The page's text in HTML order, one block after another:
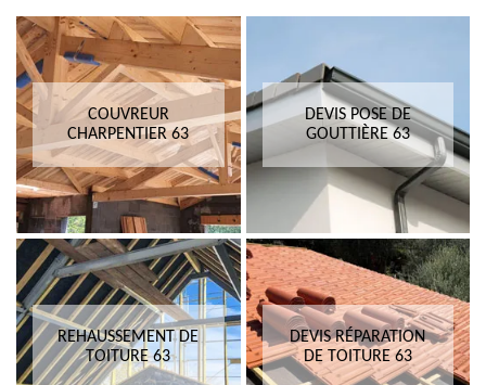
COUVREUR
CHARPENTIER 63
DEVIS POSE DE
GOUTTIÈRE 63
REHAUSSEMENT DE
TOITURE 63
DEVIS RÉPARATION
DE TOITURE 63